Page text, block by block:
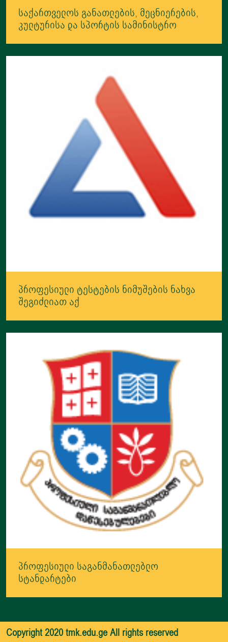
საქართველოს განათლების, მეცნიერების,
კულტურისა და სპორტის სამინისტრო
პროფესიული ტესტების ნიმუშების ნახვა
შეგიძლიათ აქ
პროფესიული საგანმანათლებლო
სტანდარტები
Copyright 2020 tmk.edu.ge All rights reserved